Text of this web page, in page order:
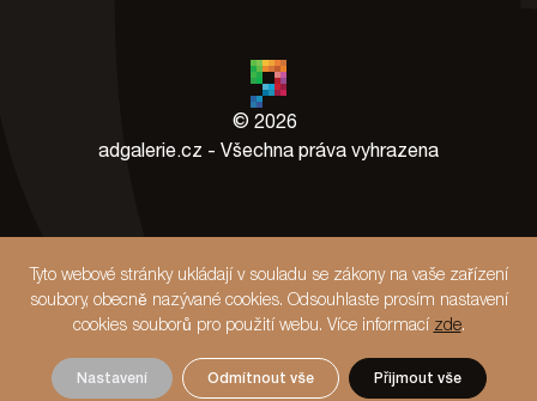
© 2026
adgalerie.cz - Všechna práva vyhrazena
Tyto webové stránky ukládají v souladu se zákony na vaše zařízení
soubory, obecně nazývané cookies. Odsouhlaste prosím nastavení
cookies souborů pro použití webu. Více informací zde.
Nastavení Odmítnout vše Přijmout vše